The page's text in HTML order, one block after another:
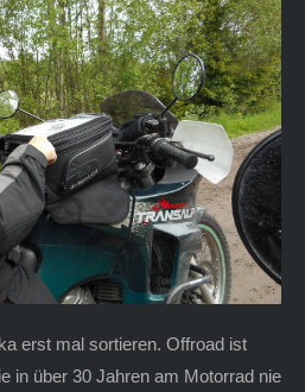
erst mal sortieren. Offroad ist
in über 30 Jahren am Motorrad nie